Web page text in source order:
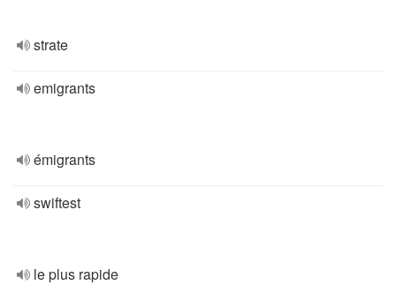
strate
emigrants
émigrants
swiftest
le plus rapide